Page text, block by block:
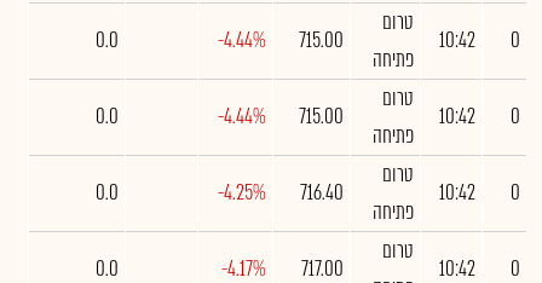
0
10:42
טרום
פתיחה
715.00
-4.44%
0.0
0
10:42
טרום
פתיחה
715.00
-4.44%
0.0
0
10:42
טרום
פתיחה
716.40
-4.25%
0.0
0
10:42
טרום
717.00
-4.17%
0.0